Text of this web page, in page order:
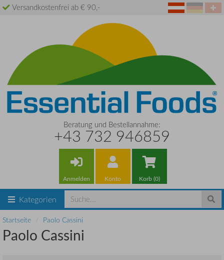
Versandkostenfrei ab € 90,-
Beratung und Bestellannahme:
+43 732 946859
Anmelden Konto Korb (0)
Kategorien
Startseite Paolo Cassini
Paolo Cassini